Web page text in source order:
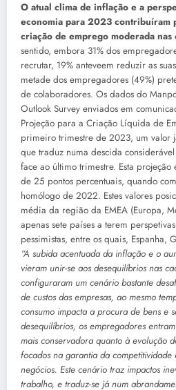
O atual clima de inflação e a
economia para 2023 contribuíram
criação de emprego moderada nas
sentido, embora 31% dos
recrutar, 19% anteveem reduzir as
metade dos empregadores (49%)
de colaboradores. Os dados do
Outlook Survey enviados em
Projeção para a Criação Líquida de
primeiro trimestre de 2023, um valor
que traduz numa descida
face ao último trimestre. Esta
de 25 pontos percentuais, quando
homólogo de 2022. Estes valores
média da região da EMEA (Europa,
apenas sete países a terem
pessimistas, entre os quais, Espanha,
“A subida acentuada da inflação e o
vieram unir-se aos desequilíbrios nas
configuraram um cenário bastante
de custos das empresas, ao mesmo
consumo impacta a procura de bens e
desequilíbrios, os empregadores
mais conservadora quanto à evolução
focados na garantia da competitividade
negócios. Este cenário traz impactos
trabalho, e traduz-se já num